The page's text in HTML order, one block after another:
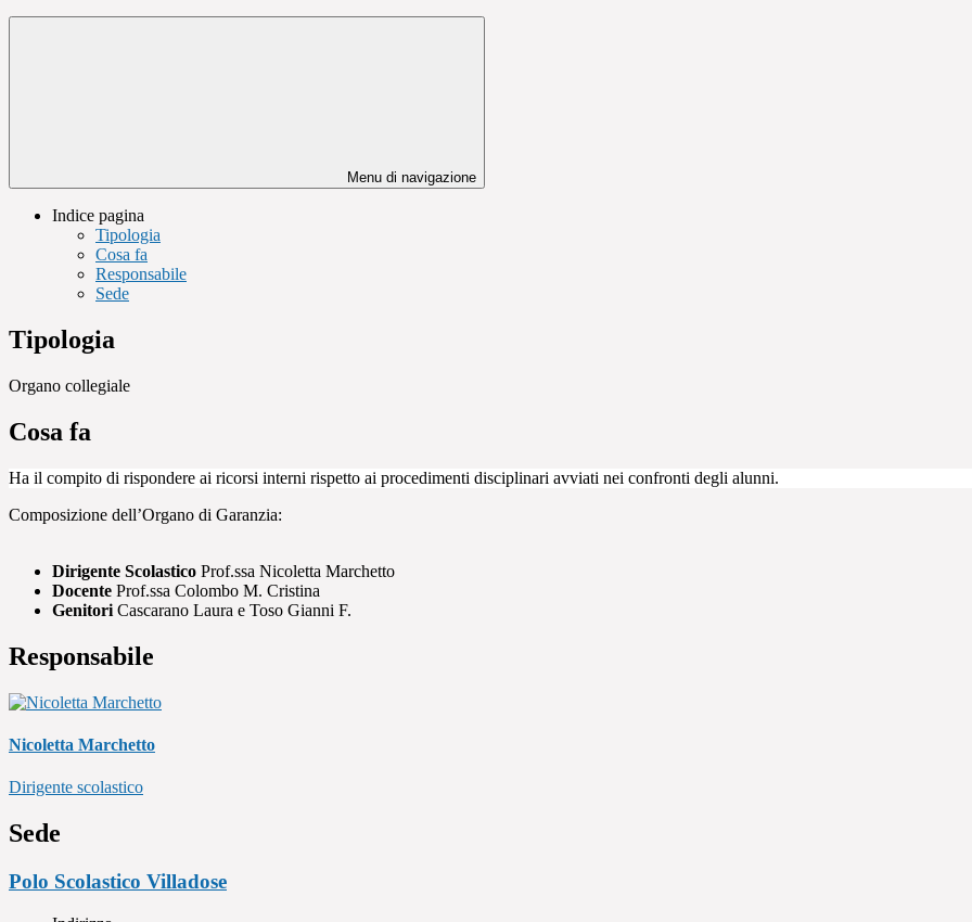
Menu di navigazione
Indice pagina
Tipologia
Cosa fa
Responsabile
Sede
Tipologia
Organo collegiale
Cosa fa
Ha il compito di rispondere ai ricorsi interni rispetto ai procedimenti disciplinari avviati nei confronti degli alunni.
Composizione dell’Organo di Garanzia:
Dirigente Scolastico Prof.ssa Nicoletta Marchetto
Docente Prof.ssa Colombo M. Cristina
Genitori Cascarano Laura e Toso Gianni F.
Responsabile
Nicoletta Marchetto
Dirigente scolastico
Sede
Polo Scolastico Villadose